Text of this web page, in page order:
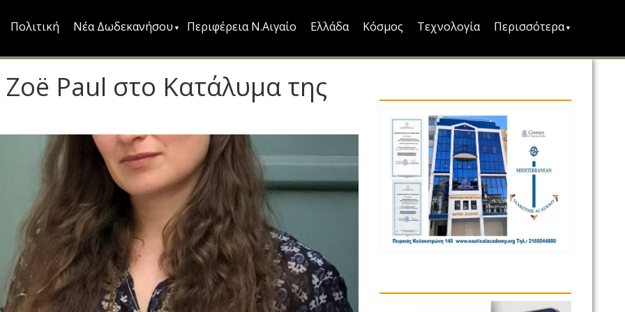
Πολιτική Νέα Δωδεκανήσου Περιφέρεια Ν.Αιγαίο Ελλάδα Κόσμος Τεχνολογία Περισσότερα
Zoë Paul στο Κατάλυμα της